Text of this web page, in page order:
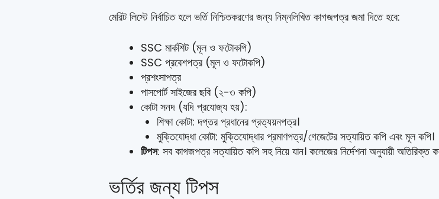
মেরিট লিস্টে নির্বাচিত হলে ভর্তি নিশ্চিতকরণের জন্য নিম্নলিখিত কাগজপত্র জমা দিতে হবে:
SSC মার্কশিট (মূল ও ফটোকপি)
SSC প্রবেশপত্র (মূল ও ফটোকপি)
প্রশংসাপত্র
পাসপোর্ট সাইজের ছবি (২-৩ কপি)
কোটা সনদ (যদি প্রযোজ্য হয়):
শিক্ষা কোটা: দপ্তর প্রধানের প্রত্যয়নপত্র।
মুক্তিযোদ্ধা কোটা: মুক্তিযোদ্ধার প্রমাণপত্র/গেজেটের সত্যায়িত কপি এবং মূল কপি।
টিপস: সব কাগজপত্র সত্যায়িত কপি সহ নিয়ে যান। কলেজের নির্দেশনা অনুযায়ী
ভর্তির জন্য টিপস